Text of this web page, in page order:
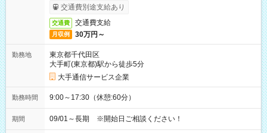
交通費別途支給あり
交通費 交通費支給
月収例 30万円～
勤務地
東京都千代田区
大手町(東京都)駅から徒歩5分
大手通信サービス企業
勤務時間 9:00～17:30（休憩:60分）
期間 09/01～長期 ※開始日ご相談ください！